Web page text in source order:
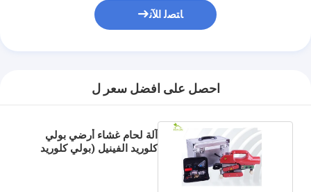
ﺎﺘﺼﻟ ﺍﻶﻧ
احصل على افضل سعر ل
آلة لحام غشاء أرضي بولي
كلوريد الفينيل (بولي كلوريد